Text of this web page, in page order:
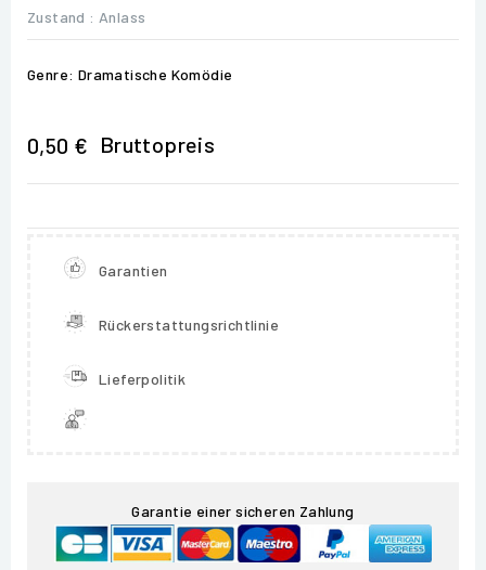
Zustand : Anlass
Genre: Dramatische Komödie
0,50 € Bruttopreis
Garantien
Rückerstattungsrichtlinie
Lieferpolitik
Garantie einer sicheren Zahlung